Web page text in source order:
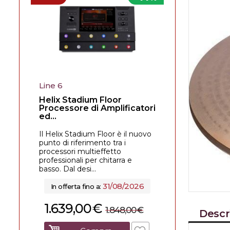
Line 6
Helix Stadium Floor
Processore di Amplificatori
ed...
Il Helix Stadium Floor è il nuovo
punto di riferimento tra i
processori multieffetto
professionali per chitarra e
basso. Dal desi...
In offerta fino a:31/08/2026
€
1.639,00 €
1.848,00